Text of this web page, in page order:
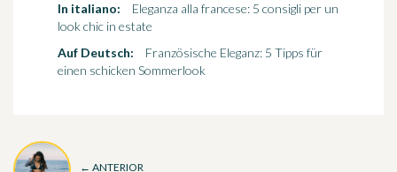
In italiano:
Eleganza alla francese: 5 consigli per un
look chic in estate
Auf Deutsch:
Französische Eleganz: 5 Tipps für
einen schicken Sommerlook
← ANTERIOR